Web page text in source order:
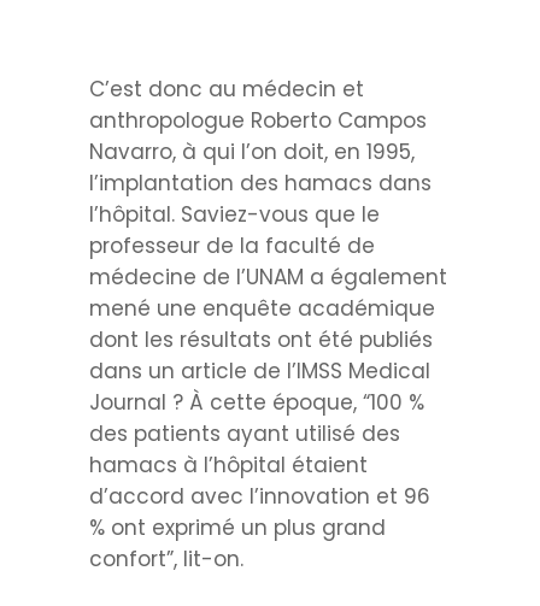
C’est donc au médecin et
anthropologue Roberto Campos
Navarro, à qui l’on doit, en 1995,
l’implantation des hamacs dans
l’hôpital. Saviez-vous que le
professeur de la faculté de
médecine de l’UNAM a également
mené une enquête académique
dont les résultats ont été publiés
dans un article de l’IMSS Medical
Journal ? À cette époque, “100 %
des patients ayant utilisé des
hamacs à l’hôpital étaient
d’accord avec l’innovation et 96
% ont exprimé un plus grand
confort”, lit-on.